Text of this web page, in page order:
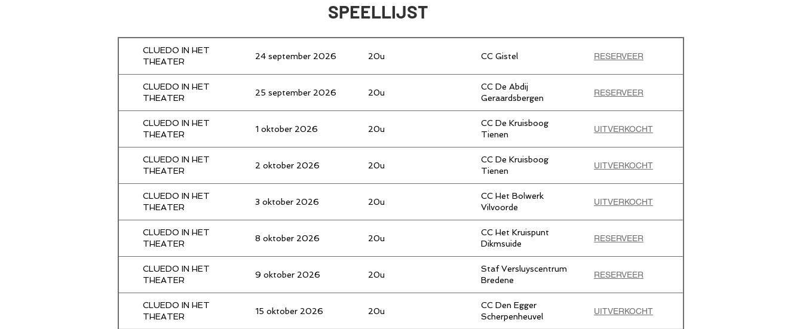
SPEELLIJST
CLUEDO IN HET
THEATER
24 september 2026 20u CC Gistel RESERVEER
CLUEDO IN HET
THEATER
25 september 2026 20u
CC De Abdij
Geraardsbergen
RESERVEER
CLUEDO IN HET
THEATER
1 oktober 2026 20u
CC De Kruisboog
Tienen
UITVERKOCHT
CLUEDO IN HET
THEATER
2 oktober 2026 20u
CC De Kruisboog
Tienen
UITVERKOCHT
CLUEDO IN HET
THEATER
3 oktober 2026 20u
CC Het Bolwerk
Vilvoorde
UITVERKOCHT
CLUEDO IN HET
THEATER
8 oktober 2026 20u
CC Het Kruispunt
Dikmsuide
RESERVEER
CLUEDO IN HET
THEATER
9 oktober 2026 20u
Staf Versluyscentrum
Bredene
RESERVEER
CLUEDO IN HET
THEATER
15 oktober 2026 20u
CC Den Egger
Scherpenheuvel
UITVERKOCHT